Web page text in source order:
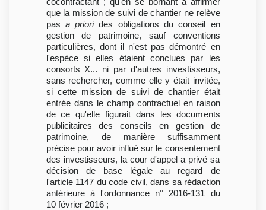
que la mission de suivi de chantier ne relève
pas a priorides obligations du conseil en
gestion de patrimoine, sauf conventions
particulières, dont il n'est pas démontré en
l'espèce si elles étaient conclues par les
consorts X... ni par d'autres investisseurs,
sans rechercher, comme elle y était invitée,
si cette mission de suivi de chantier était
entrée dans le champ contractuel en raison
de ce qu'elle figurait dans les documents
publicitaires des conseils en gestion de
patrimoine, de manière suffisamment
précise pour avoir influé sur le consentement
des investisseurs, la cour d'appel a privé sa
décision de base légale au regard de
l'article 1147 du code civil, dans sa rédaction
antérieure à l'ordonnance n° 2016-131 du
10 février 2016 ;